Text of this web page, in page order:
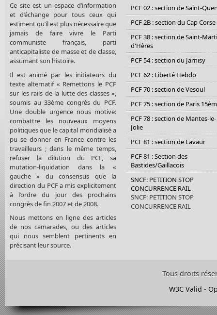
Ce site est un espace d’information
et d’échange pour tous ceux qui
estiment qu’il est plus nécessaire que
jamais de faire vivre le Parti
communiste français, parti
anticapitaliste de masse et de classe,
assumant son histoire.
Il est animé par les initiateurs du
texte alternatif « Remettons le PCF
sur les rails de la lutte des classes »,
soumis au 33ème congrès du PCF.
Une double urgence nous motive:
combattre les nouveaux moyens
politiques que le capital mondialisé a
pu se donner en France contre les
travailleurs ; dans le même temps,
refuser la dilution du PCF, sa
mutation-liquidation dans la «
gauche » du consensus que la
direction du PCF a mis explicitement
à l’ordre du jour des prochains
congrès de fin 2007 et de 2008.
Nous mettons en ligne des articles
de nos camarades, ou des articles
qui nous semblent pertinents en
précisant leur source.
PCF 02 : section de Saint-
PCF 2B : section du Cap Corse
PCF 38 : section de Saint-
d'Hères
PCF 54 : section du Jarnisy
PCF 62 : Liberté Hebdo
PCF 70 : section de Vesoul
PCF 75 : section de Paris
PCF 78 : section de Mantes-le-
Jolie
PCF 81 : section de Lavaur
PCF 81 : Section des
Bastides/Gaillacois
SNCF: PETITION STOP
CONCURRENCE RAIL
SNCF: PETITION STOP
CONCURRENCE RAIL
Tous droits
W3C Valid -